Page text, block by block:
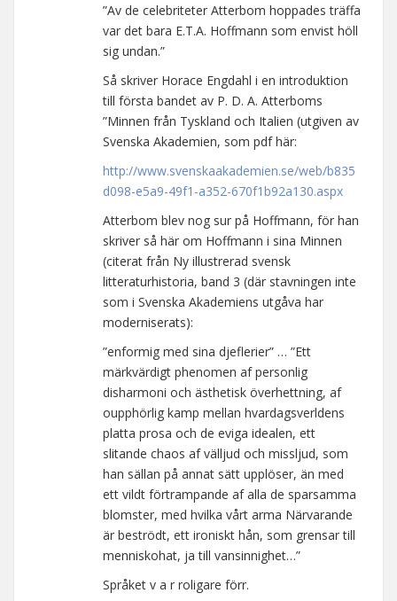
”Av de celebriteter Atterbom hoppades träffa
var det bara E.T.A. Hoffmann som envist höll
sig undan.”
Så skriver Horace Engdahl i en introduktion
till första bandet av P. D. A. Atterboms
”Minnen från Tyskland och Italien (utgiven av
Svenska Akademien, som pdf här:
http://www.svenskaakademien.se/web/b835
d098-e5a9-49f1-a352-670f1b92a130.aspx
Atterbom blev nog sur på Hoffmann, för han
skriver så här om Hoffmann i sina Minnen
(citerat från Ny illustrerad svensk
litteraturhistoria, band 3 (där stavningen inte
som i Svenska Akademiens utgåva har
moderniserats):
”enformig med sina djeflerier” … ”Ett
märkvärdigt phenomen af personlig
disharmoni och ästhetisk överhettning, af
oupphörlig kamp mellan hvardagsverldens
platta prosa och de eviga idealen, ett
slitande chaos af välljud och missljud, som
han sällan på annat sätt upplöser, än med
ett vildt förtrampande af alla de sparsamma
blomster, med hvilka vårt arma Närvarande
är beströdt, ett ironiskt hån, som grensar till
menniskohat, ja till vansinnighet…”
Språket v a r roligare förr.